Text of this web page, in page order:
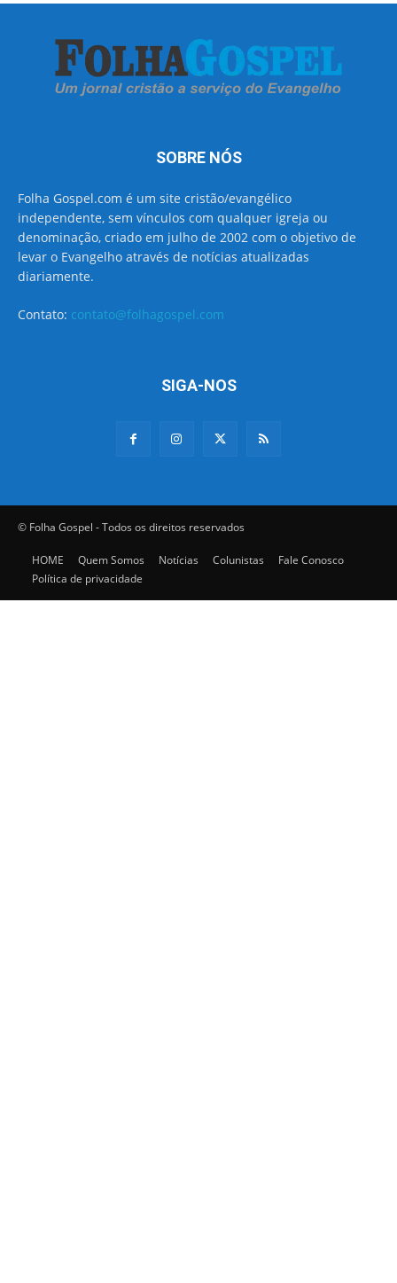
SOBRE NÓS
Folha Gospel.com é um site cristão/evangélico
independente, sem vínculos com qualquer igreja ou
denominação, criado em julho de 2002 com o objetivo de
levar o Evangelho através de notícias atualizadas
diariamente.
Contato: contato@folhagospel.com
SIGA-NOS
© Folha Gospel - Todos os direitos reservados
HOME Quem Somos Notícias Colunistas
Fale Conosco
Política de privacidade